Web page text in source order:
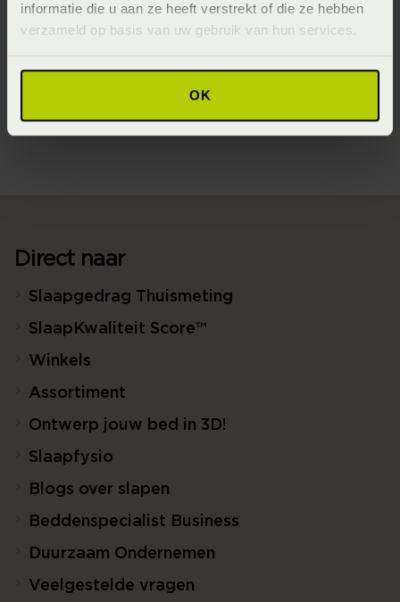
informatie die u aan ze heeft verstrekt of die ze hebben
verzameld op basis van uw gebruik van hun services.
OK
Materiaal
95% katoen 5% Lycra ® (Katoen)
Seizoen
Direct naar
Slaapgedrag Thuismeting
SlaapKwaliteit Score™
Winkels
Assortiment
Ontwerp jouw bed in 3D!
Slaapfysio
Blogs over slapen
Beddenspecialist Business
Duurzaam Ondernemen
Veelgestelde vragen